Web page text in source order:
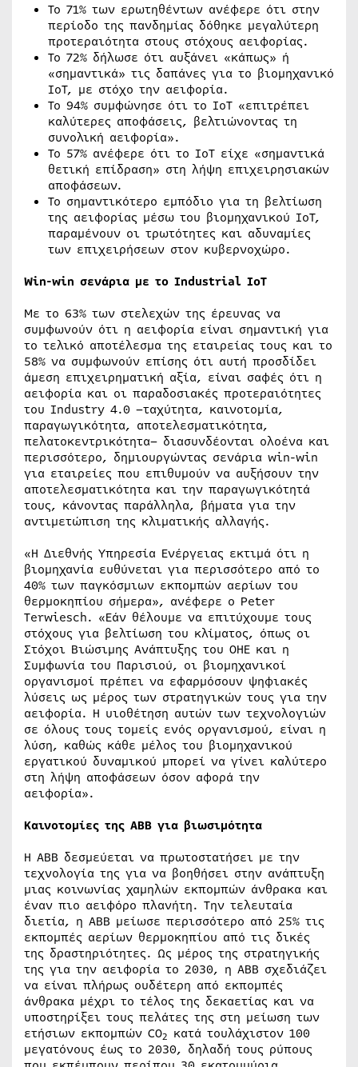
Το 71% των ερωτηθέντων ανέφερε ότι στην
περίοδο της πανδημίας δόθηκε μεγαλύτερη
προτεραιότητα στους στόχους αειφορίας.
Το 72% δήλωσε ότι αυξάνει «κάπως» ή
«σημαντικά» τις δαπάνες για το βιομηχανικό
IoT, με στόχο την αειφορία.
Το 94% συμφώνησε ότι το IoT «επιτρέπει
καλύτερες αποφάσεις, βελτιώνοντας τη
συνολική αειφορία».
Το 57% ανέφερε ότι το IoT είχε «σημαντικά
θετική επίδραση» στη λήψη επιχειρησιακών
αποφάσεων.
Το σημαντικότερο εμπόδιο για τη βελτίωση
της αειφορίας μέσω του βιομηχανικού IoT,
παραμένουν οι τρωτότητες και αδυναμίες
των επιχειρήσεων στον κυβερνοχώρο.
Win-win σενάρια με το Industrial IoT
Με το 63% των στελεχών της έρευνας να
συμφωνούν ότι η αειφορία είναι σημαντική για
το τελικό αποτέλεσμα της εταιρείας τους και το
58% να συμφωνούν επίσης ότι αυτή προσδίδει
άμεση επιχειρηματική αξία, είναι σαφές ότι η
αειφορία και οι παραδοσιακές προτεραιότητες
του Industry 4.0 –ταχύτητα, καινοτομία,
παραγωγικότητα, αποτελεσματικότητα,
πελατοκεντρικότητα– διασυνδέονται ολοένα και
περισσότερο, δημιουργώντας σενάρια win-win
για εταιρείες που επιθυμούν να αυξήσουν την
αποτελεσματικότητα και την παραγωγικότητά
τους, κάνοντας παράλληλα, βήματα για την
αντιμετώπιση της κλιματικής αλλαγής.
«Η Διεθνής Υπηρεσία Ενέργειας εκτιμά ότι η
βιομηχανία ευθύνεται για περισσότερο από το
40% των παγκόσμιων εκπομπών αερίων του
θερμοκηπίου σήμερα», ανέφερε ο Peter
Terwiesch. «Εάν θέλουμε να επιτύχουμε τους
στόχους για βελτίωση του κλίματος, όπως οι
Στόχοι Βιώσιμης Ανάπτυξης του ΟΗΕ και η
Συμφωνία του Παρισιού, οι βιομηχανικοί
οργανισμοί πρέπει να εφαρμόσουν ψηφιακές
λύσεις ως μέρος των στρατηγικών τους για την
αειφορία. Η υιοθέτηση αυτών των τεχνολογιών
σε όλους τους τομείς ενός οργανισμού, είναι η
λύση, καθώς κάθε μέλος του βιομηχανικού
εργατικού δυναμικού μπορεί να γίνει καλύτερο
στη λήψη αποφάσεων όσον αφορά την
αειφορία».
Καινοτομίες της ABB για βιωσιμότητα
Η ABB δεσμεύεται να πρωτοστατήσει με την
τεχνολογία της για να βοηθήσει στην ανάπτυξη
μιας κοινωνίας χαμηλών εκπομπών άνθρακα και
έναν πιο αειφόρο πλανήτη. Την τελευταία
διετία, η ABB μείωσε περισσότερο από 25% τις
εκπομπές αερίων θερμοκηπίου από τις δικές
της δραστηριότητες. Ως μέρος της στρατηγικής
της για την αειφορία το 2030, η ABB σχεδιάζει
να είναι πλήρως ουδέτερη από εκπομπές
άνθρακα μέχρι το τέλος της δεκαετίας και να
υποστηρίξει τους πελάτες της στη μείωση των
ετήσιων εκπομπών CO2 κατά τουλάχιστον 100
μεγατόνους έως το 2030, δηλαδή τους ρύπους